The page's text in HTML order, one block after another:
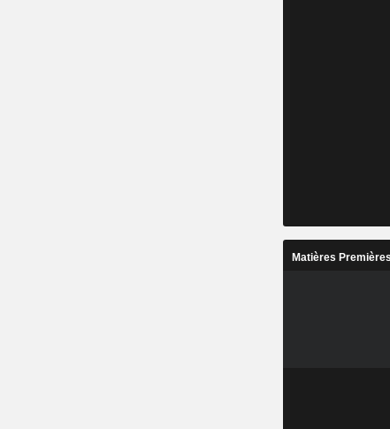
Matières Premières